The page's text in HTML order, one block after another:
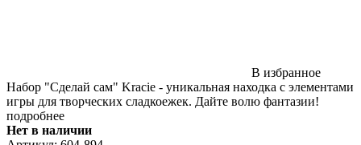
В избранное
Набор "Сделай сам" Kracie - уникальная находка с элементами
игры для творческих сладкоежек. Дайте волю фантазии!
подробнее
Нет в наличии